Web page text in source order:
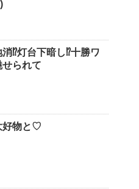
消⁉︎灯台下暗し⁉︎十勝ワ
せられて
好物と♡